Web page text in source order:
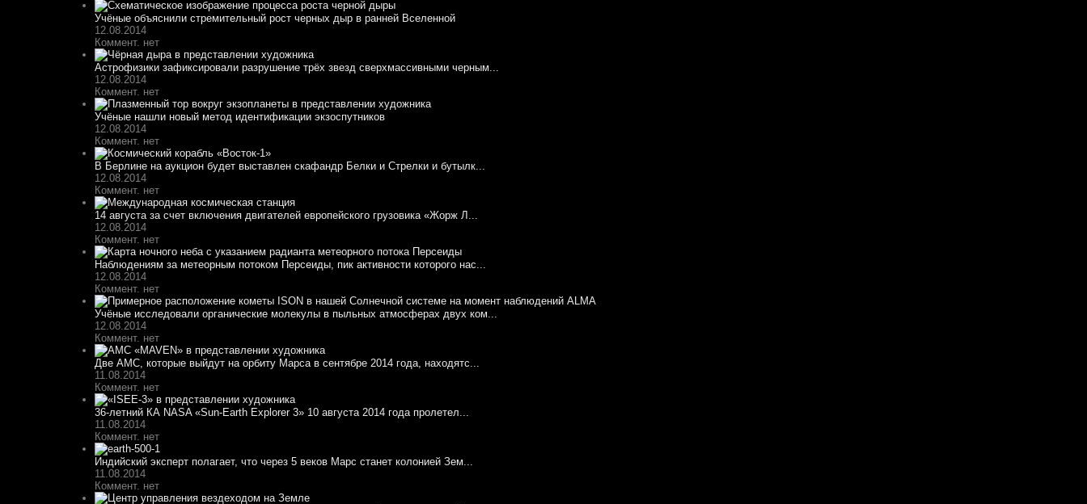
Учёные объяснили стремительный рост черных дыр в ранней Вселенной
12.08.2014
Коммент. нет
Астрофизики зафиксировали разрушение трёх звезд сверхмассивными черным...
12.08.2014
Коммент. нет
Учёные нашли новый метод идентификации экзоспутников
12.08.2014
Коммент. нет
В Берлине на аукцион будет выставлен скафандр Белки и Стрелки и бутылк...
12.08.2014
Коммент. нет
14 августа за счет включения двигателей европейского грузовика «Жорж Л...
12.08.2014
Коммент. нет
Наблюдениям за метеорным потоком Персеиды, пик активности которого нас...
12.08.2014
Коммент. нет
Учёные исследовали органические молекулы в пыльных атмосферах двух ком...
12.08.2014
Коммент. нет
Две АМС, которые выйдут на орбиту Марса в сентябре 2014 года, находятс...
11.08.2014
Коммент. нет
36-летний КА NASA «Sun-Earth Explorer 3» 10 августа 2014 года пролетел...
11.08.2014
Коммент. нет
Индийский эксперт полагает, что через 5 веков Марс станет колонией Зем...
11.08.2014
Коммент. нет